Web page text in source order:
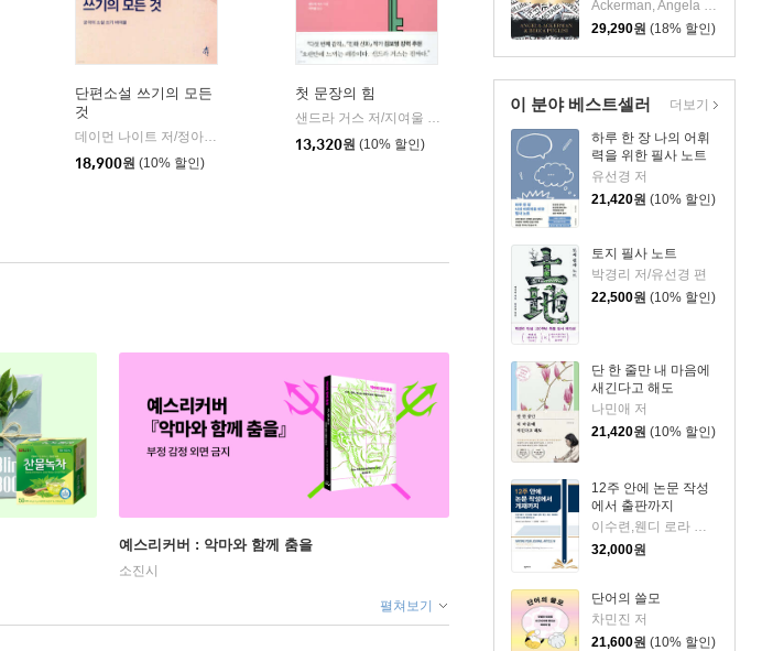
Inner Struggles
(Volume 1)
29,290원 (18% 할인)
이 분야 베스트셀러
하루 한 장 나의 어휘
력을 위한 필사 노트
유선경 저
21,420원 (10% 할인)
토지 필사 노트
박경리 저/유선경 편
22,500원 (10% 할인)
단 한 줄만 내 마음에
새긴다고 해도
나민애 저
21,420원 (10% 할인)
12주 안에 논문 작성
에서 출판까지
32,000원
단어의 쓸모
차민진 저
21,600원 (10% 할인)
더보기
윌북(willbook)
단편소설 쓰기의 모든
것
데이먼 나이트 저/정아영 역
18,900원 (10% 할인)
첫 문장의 힘
샌드라 거스 저/지여울 역
윌북(willbook)
13,320원 (10% 할인)
예스리커버 : 악마와 함께 춤을
소진시
펼쳐보기